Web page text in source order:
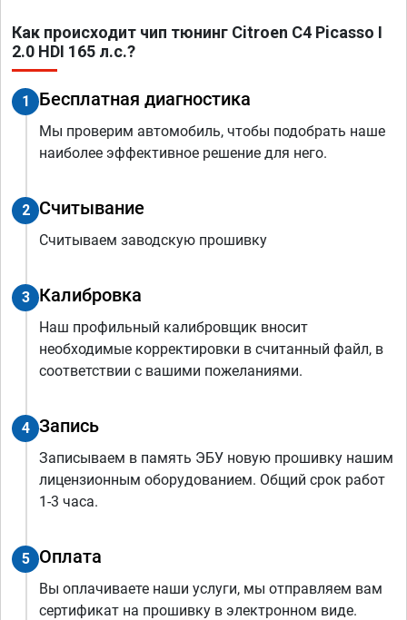
Как происходит чип тюнинг Citroen C4 Picasso I
2.0 HDI 165 л.с.?
1 Бесплатная диагностика
Мы проверим автомобиль, чтобы подобрать наше
наиболее эффективное решение для него.
2 Считывание
Считываем заводскую прошивку
3 Калибровка
Наш профильный калибровщик вносит
необходимые корректировки в считанный файл, в
соответствии с вашими пожеланиями.
4 Запись
Записываем в память ЭБУ новую прошивку нашим
лицензионным оборудованием. Общий срок работ
1-3 часа.
5 Оплата
Вы оплачиваете наши услуги, мы отправляем вам
сертификат на прошивку в электронном виде.